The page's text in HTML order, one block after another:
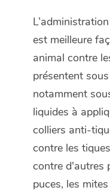
est meilleure
animal contre
présentent
notamment
liquides à
colliers anti-
contre les
contre d'autres
puces, les